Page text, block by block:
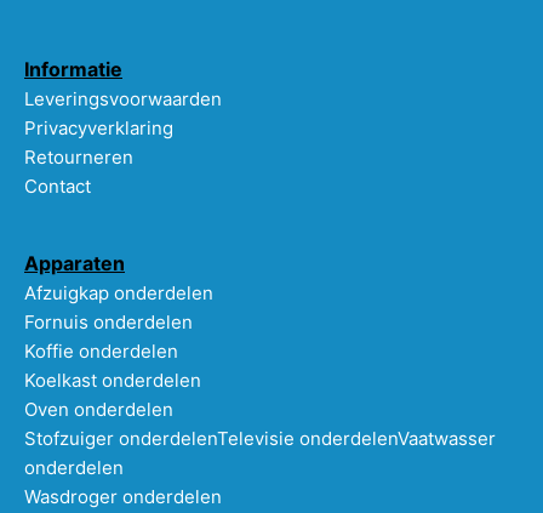
Informatie
Leveringsvoorwaarden
Privacyverklaring
Retourneren
Contact
Apparaten
Afzuigkap onderdelen
Fornuis onderdelen
Koffie onderdelen
Koelkast onderdelen
Oven onderdelen
Stofzuiger onderdelenTelevisie onderdelenVaatwasser
onderdelen
Wasdroger onderdelen